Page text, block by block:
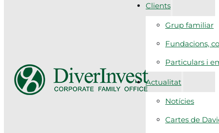
Clients
Grup familiar
Fundacions,
Particulars i
Actualitat
Notícies
Cartes de